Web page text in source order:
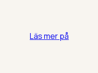
Läs mer på